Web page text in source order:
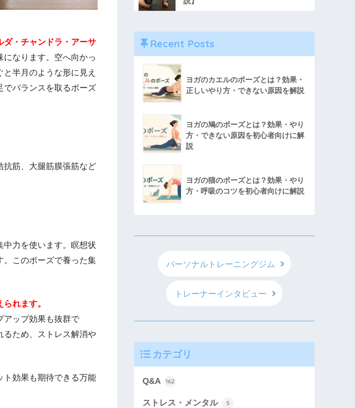
ダ・チャンドラ・アーサ
なります。空へ向かっ
半月のような形に見え
でバランスを取るポーズ
抗筋、大腿筋膜張筋など
中力を使います。瞑想状
。このポーズで養った集
れます。
アップ効果も抜群で
るため、ストレス解消や
ト効果も期待できる万能
Recent Posts
ヨガのカエルのポーズとは？効果・
正しいやり方・できない原因を解説
ヨガの鳩のポーズとは？効果・やり
方・できない原因を初心者向けに解
説
ヨガの猫のポーズとは？効果・やり
方・呼吸のコツを初心者向けに解説
パーソナルトレーニングジム
トレーナーインタビュー
カテゴリ
Q&A 162
ストレス・メンタル 5